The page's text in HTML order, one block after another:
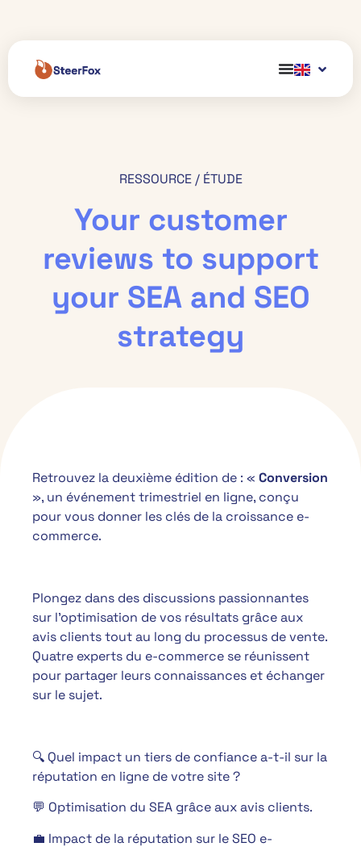
RESSOURCE / ÉTUDE
Your customer
reviews to support
your SEA and SEO
strategy
Retrouvez la deuxième édition de : « Conversion
», un événement trimestriel en ligne, conçu
pour vous donner les clés de la croissance e-
commerce.
Plongez dans des discussions passionnantes
sur l’optimisation de vos résultats grâce aux
avis clients tout au long du processus de vente.
Quatre experts du e-commerce se réunissent
pour partager leurs connaissances et échanger
sur le sujet.
🔍 Quel impact un tiers de confiance a-t-il sur la
réputation en ligne de votre site ?
💬 Optimisation du SEA grâce aux avis clients.
💼 Impact de la réputation sur le SEO e-